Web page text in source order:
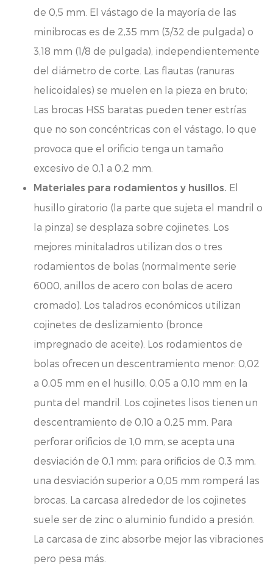
de 0,5 mm. El vástago de la mayoría de las
minibrocas es de 2,35 mm (3/32 de pulgada) o
3,18 mm (1/8 de pulgada), independientemente
del diámetro de corte. Las flautas (ranuras
helicoidales) se muelen en la pieza en bruto;
Las brocas HSS baratas pueden tener estrías
que no son concéntricas con el vástago, lo que
provoca que el orificio tenga un tamaño
excesivo de 0,1 a 0,2 mm.
Materiales para rodamientos y husillos. El
husillo giratorio (la parte que sujeta el mandril o
la pinza) se desplaza sobre cojinetes. Los
mejores minitaladros utilizan dos o tres
rodamientos de bolas (normalmente serie
6000, anillos de acero con bolas de acero
cromado). Los taladros económicos utilizan
cojinetes de deslizamiento (bronce
impregnado de aceite). Los rodamientos de
bolas ofrecen un descentramiento menor: 0,02
a 0,05 mm en el husillo, 0,05 a 0,10 mm en la
punta del mandril. Los cojinetes lisos tienen un
descentramiento de 0,10 a 0,25 mm. Para
perforar orificios de 1,0 mm, se acepta una
desviación de 0,1 mm; para orificios de 0,3 mm,
una desviación superior a 0,05 mm romperá las
brocas. La carcasa alrededor de los cojinetes
suele ser de zinc o aluminio fundido a presión.
La carcasa de zinc absorbe mejor las vibraciones
pero pesa más.